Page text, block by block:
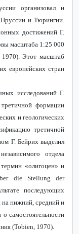
организовал и
и Тюрингии.
достижений Г.
масштаба 1:25 000
, 1970). Этот масштаб
европейских стран
исследований Г.
формации
и геологических
третичной
Г. Бейрих выделил
отдела
«олигоцен» и
ber die Stellung
der
последующих
на нижний, средний и
самостоятельности
(Tobien , 1970).